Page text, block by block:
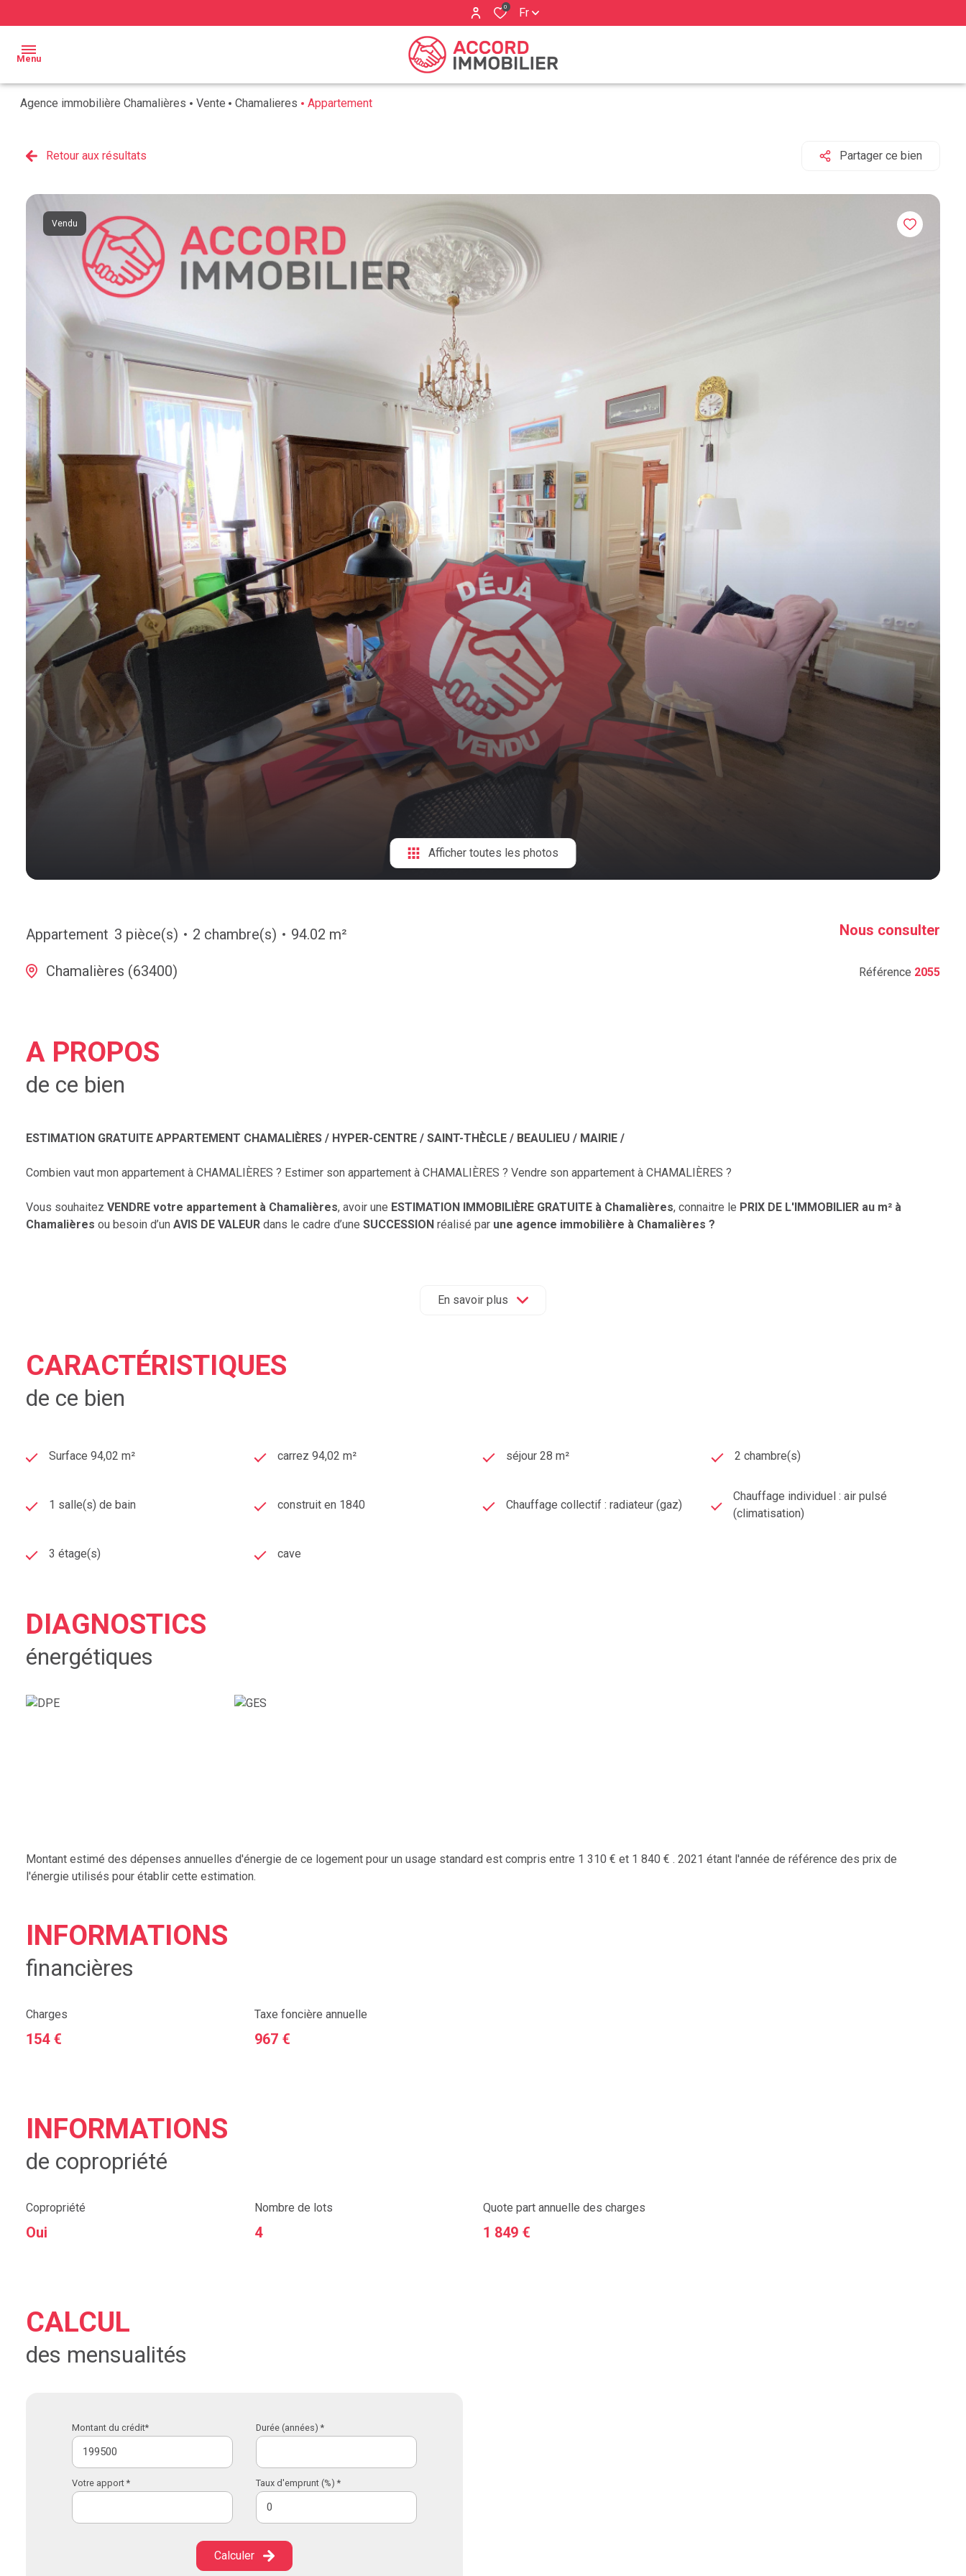
0 Fr
Menu
VENDRE
BIENS
VENDUS
AGENCE
Qui
nous ?
Nos
Agence immobilière Chamalières Vente Chamalieres Appartement
Retour aux résultats Partager ce bien
Vendu
Afficher toutes les photos
Appartement 3 pièce(s) 2 chambre(s) 94.02 m²
Chamalières (63400)
Nous consulter
Référence 2055
A PROPOS
de ce bien
ESTIMATION GRATUITE APPARTEMENT CHAMALIÈRES / HYPER-CENTRE / SAINT-THÈCLE / BEAULIEU / MAIRIE /
Combien vaut mon appartement à CHAMALIÈRES ? Estimer son appartement à CHAMALIÈRES ? Vendre son appartement à CHAMALIÈRES ?
Vous souhaitez VENDRE votre appartement à Chamalières, avoir une ESTIMATION IMMOBILIÈRE GRATUITE à Chamalières, connaitre le PRIX DE L'IMMOBILIER au m² à
Chamalières ou besoin d’un AVIS DE VALEUR dans le cadre d’une SUCCESSION réalisé par une agence immobilière à Chamalières ?
au 04 73 29 98 26, nous sommes une agence immobilière experimentée sur le marché local depuis de nombreuses
Ferrand.
De nombreux clients nous ont déjà fait confiance alors, pourquoi pas vous ?
ESTIMATION IMMOBILIÈRE GRATUITE CHAMALIÈRES
En savoir plus
CARACTÉRISTIQUES
de ce bien
Surface 94,02 m² carrez 94,02 m² séjour 28 m² 2 chambre(s)
1 salle(s) de bain construit en 1840 Chauffage collectif : radiateur (gaz)
Chauffage individuel : air pulsé
(climatisation)
3 étage(s) cave
DIAGNOSTICS
énergétiques
Montant estimé des dépenses annuelles d'énergie de ce logement pour un usage standard est compris entre 1 310 € et 1 840 € . 2021 étant l'année de référence des prix de
l'énergie utilisés pour établir cette estimation.
INFORMATIONS
financières
Charges
154 €
Taxe foncière annuelle
967 €
INFORMATIONS
de copropriété
Copropriété
Oui
Nombre de lots
4
Quote part annuelle des charges
1 849 €
CALCUL
des mensualités
Montant du crédit* Durée (années) *
Votre apport * Taux d'emprunt (%) *
Calculer